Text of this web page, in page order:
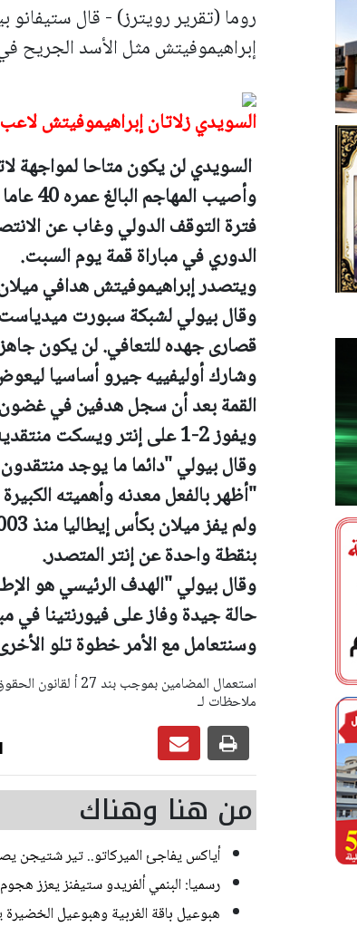
روما (تقرير رويترز) - قال ستيفانو
إبراهيموفيتش مثل الأسد الجريح
السويدي زلاتان إبراهيموفيتش
السويدي لن يكون متاحا لمواجهة
وأصيب
الدوري في مباراة قمة يوم السبت.
ويتصدر إبراهيموفيتش هدافي
وقال بيولي لشبكة سبورت
قصارى جهده للتعافي. لن يكون
وشارك أوليفييه جيرو أساسيا
القمة بعد أن سجل هدفين في غضون
ويفوز 2-1 على إنتر ويسكت منتقديه.
وقال بيولي "دائما ما يوجد
"أظهر بالفعل معدنه وأهميته
بنقطة واحدة عن إنتر المتصدر.
وقال بيولي "الهدف الرئيسي هو
حالة جيدة وفاز على فيورنتينا في
وسنتعامل مع الأمر خطوة تلو
ملاحظات لـ
من هنا وهناك
أياكس يفاجئ الميركاتو.. تير شتيجن
رسميا: البنمي ألفريدو ستيفنز يعزز
هبوعيل باقة الغربية وهبوعيل الخضيرة